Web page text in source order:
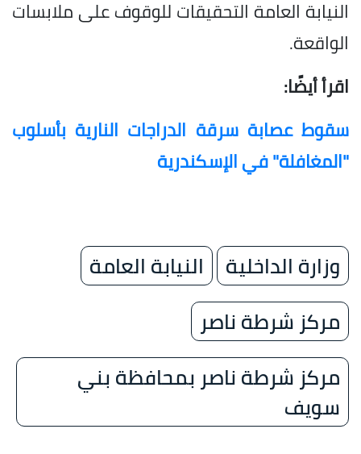
النيابة العامة التحقيقات للوقوف على ملابسات
الواقعة.
اقرأ أيضًا:
سقوط عصابة سرقة الدراجات النارية بأسلوب
"المغافلة" في الإسكندرية
وزارة الداخلية
النيابة العامة
مركز شرطة ناصر
مركز شرطة ناصر بمحافظة بني
سويف